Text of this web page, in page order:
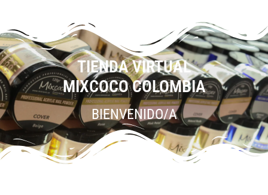
TIENDA VIRTUAL
MIXCOCO COLOMBIA
BIENVENIDO/A